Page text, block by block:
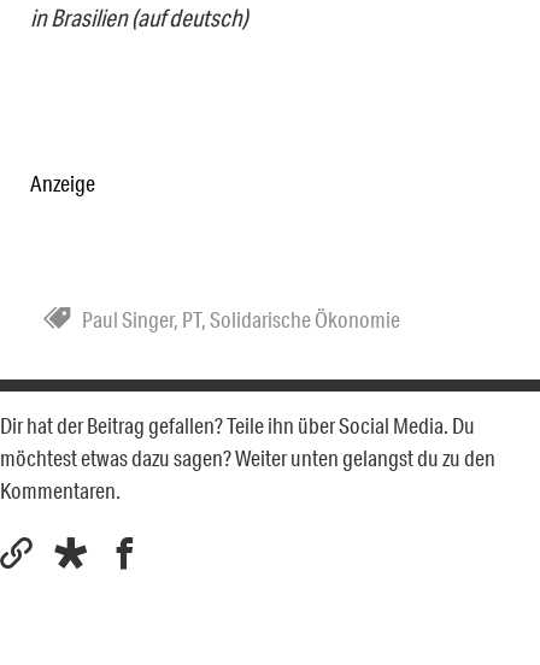
in Brasilien (auf deutsch)
Anzeige
Paul Singer, PT,Solidarische Ökonomie
Dir hat der Beitrag gefallen? Teile ihn über Social Media. Du
möchtest etwas dazu sagen? Weiter unten gelangst du zu den
Kommentaren.